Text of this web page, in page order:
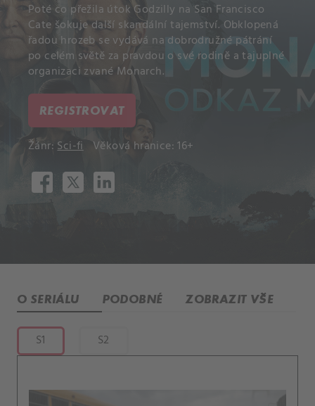
Poté co přežila útok Godzilly na San Francisco
Cate šokuje další skandální tajemství. Obklopená
řadou hrozeb se vydává na dobrodružné pátrání
po celém světě za pravdou o své rodině a tajuplné
organizaci zvané Monarch.
REGISTROVAT
Žánr:Sci-fi Věková hranice: 16+
O SERIÁLU PODOBNÉ ZOBRAZIT VŠE
S1 S2